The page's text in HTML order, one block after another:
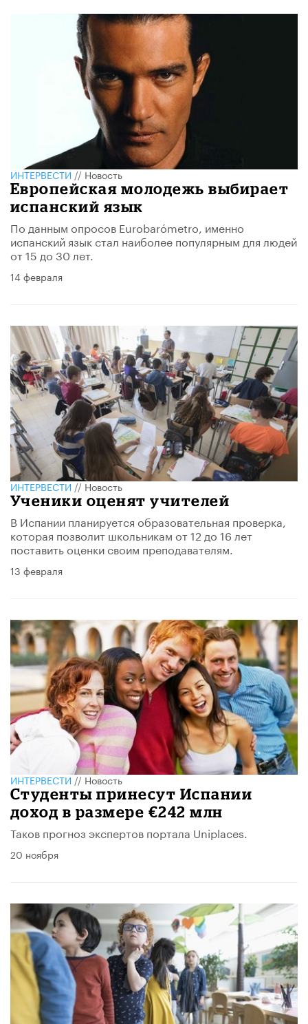
ИНТЕРВЕСТИ//Новость
Европейская молодежь выбирает
испанский язык
По данным опросов Eurobarómetro, именно
испанский язык стал наиболее популярным для людей
от 15 до 30 лет.
14 февраля
ИНТЕРВЕСТИ//Новость
Ученики оценят учителей
В Испании планируется образовательная проверка,
которая позволит школьникам от 12 до 16 лет
поставить оценки своим преподавателям.
13 февраля
ИНТЕРВЕСТИ//Новость
Студенты принесут Испании
доход в размере €242 млн
Таков прогноз экспертов портала Uniplaces.
20 ноября